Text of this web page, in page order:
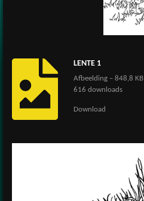
LENTE 1
Afbeelding – 848,8 KB
616 downloads
Download